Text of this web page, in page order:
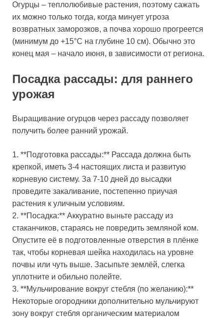
Огурцы – теплолюбивые растения, поэтому сажать
их можно только тогда, когда минует угроза
возвратных заморозков, а почва хорошо прогреется
(минимум до +15°C на глубине 10 см). Обычно это
конец мая – начало июня, в зависимости от региона.
Посадка рассады: для раннего
урожая
Выращивание огурцов через рассаду позволяет
получить более ранний урожай.
1. **Подготовка рассады:** Рассада должна быть
крепкой, иметь 3-4 настоящих листа и развитую
корневую систему. За 7-10 дней до высадки
проведите закаливание, постепенно приучая
растения к уличным условиям.
2. **Посадка:** Аккуратно выньте рассаду из
стаканчиков, стараясь не повредить земляной ком.
Опустите её в подготовленные отверстия в плёнке
так, чтобы корневая шейка находилась на уровне
почвы или чуть выше. Засыпьте землёй, слегка
уплотните и обильно полейте.
3. **Мульчирование вокруг стебля (по желанию):**
Некоторые огородники дополнительно мульчируют
зону вокруг стебля органическим материалом